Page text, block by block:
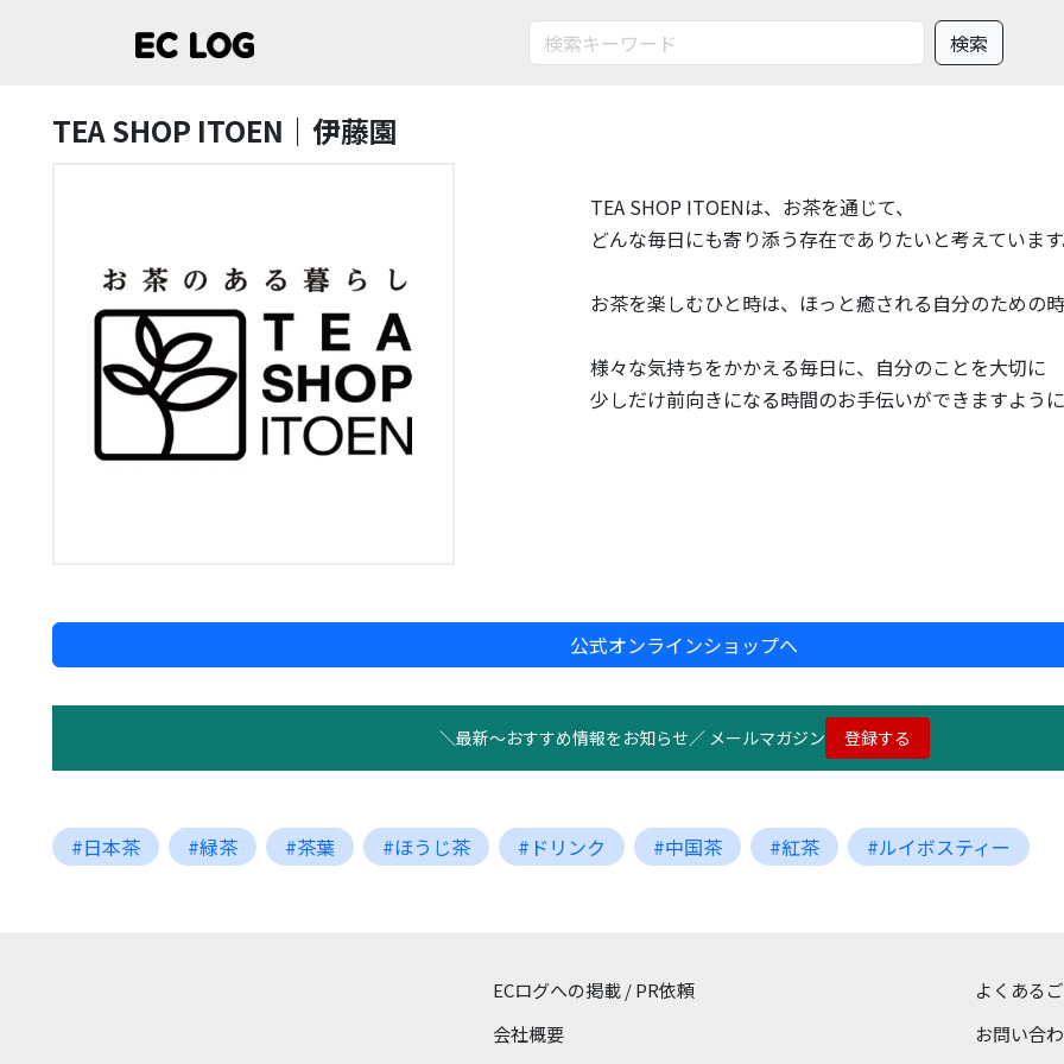
TEA SHOP ITOEN｜伊藤園
TEA SHOP ITOENは、お茶を通じて、
どんな毎日にも寄り添う存在でありたいと考えていま
お茶を楽しむひと時は、ほっと癒される自分のための
様々な気持ちをかかえる毎日に、自分のことを大切に
少しだけ前向きになる時間のお手伝いができますよう
公式オンラインショップへ
＼最新〜おすすめ情報をお知らせ／ メールマガジン 登録する
#日本茶 #緑茶 #茶葉 #ほうじ茶 #ドリンク #中国茶 #紅茶 #ルイボスティー
ECログへの掲載 / PR依頼
会社概要
よくある
お問い合